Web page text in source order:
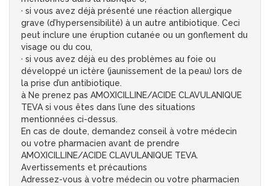
· si vous avez déjà présenté une réaction allergique
grave (d’hypersensibilité) à un autre antibiotique. Ceci
peut inclure une éruption cutanée ou un gonflement du
visage ou du cou,
· si vous avez déjà eu des problèmes au foie ou
développé un ictère (jaunissement de la peau) lors de
la prise d’un antibiotique.
à Ne prenez pas AMOXICILLINE/ACIDE CLAVULANIQUE
TEVA si vous êtes dans l’une des situations
mentionnées ci-dessus.
En cas de doute, demandez conseil à votre médecin
ou votre pharmacien avant de prendre
AMOXICILLINE/ACIDE CLAVULANIQUE TEVA.
Avertissements et précautions
Adressez-vous à votre médecin ou votre pharmacien